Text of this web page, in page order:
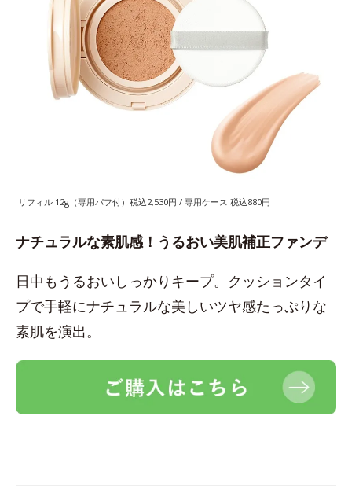
リフィル 12g（専用パフ付）税込2,530円 / 専用ケース 税込880円
ナチュラルな素肌感！うるおい美肌補正ファンデ
日中もうるおいしっかりキープ。クッションタイ
プで手軽にナチュラルな美しいツヤ感たっぷりな
素肌を演出。